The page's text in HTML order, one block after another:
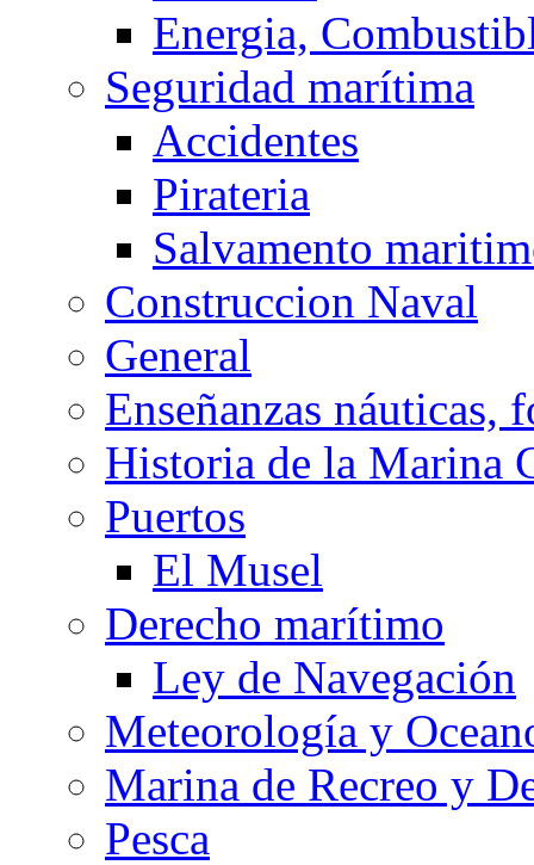
Energia,
Seguridad marítima
Accidentes
Pirateria
Salvamento
Construccion Naval
General
Enseñanzas náuticas,
Historia de la Marina
Puertos
El Musel
Derecho marítimo
Ley de Navegación
Meteorología y
Marina de Recreo y
Pesca